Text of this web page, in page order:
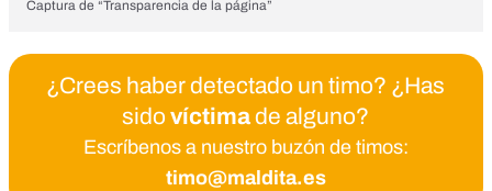
Captura de “Transparencia de la página”
¿Crees haber detectado un timo? ¿Has
sidovíctimade alguno?
Escríbenos a nuestro buzón de timos:
timo@maldita.es